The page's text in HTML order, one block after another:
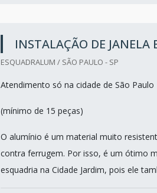
INSTALAÇÃO DE JANELA
ESQUADRALUM / SÃO PAULO - SP
Atendimento só na cidade de São Paulo
(mínimo de 15 peças)
O alumínio é um material muito
contra ferrugem. Por isso, é um ótimo
esquadria na Cidade Jardim, pois ele